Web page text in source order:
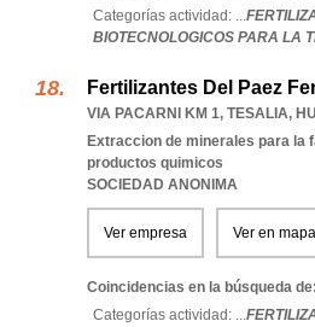
Categorías actividad: ...
BIOTECNOLOGICOS PARA LA
Fertilizantes Del Paez
VIA PACARNI KM 1, TESALIA,
Extraccion de minerales para la
productos quimicos
SOCIEDAD ANONIMA
Ver empresa Ver en mapa
Coincidencias en la búsqueda de:
Categorías actividad: ...